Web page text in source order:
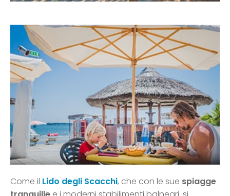
Come il Lido degli Scacchi, che con le sue spiagge